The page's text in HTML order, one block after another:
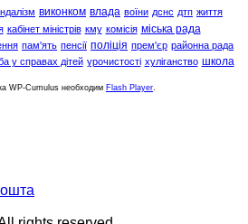
виконком влада воїни дснс дтп життя
кабінет міністрів кму комісія міська рада
пам'ять пенсії поліція прем'єр районна рада
у справах дітей урочистості хуліганство школа
WP-Cumulus необходим Flash Player.